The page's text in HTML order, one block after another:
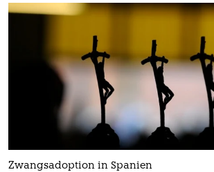
Zwangsadoption in Spanien